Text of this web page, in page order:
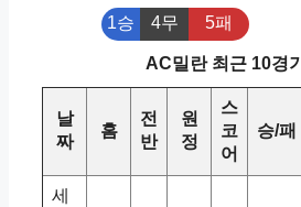
1승 4무 5패
AC밀란 최근 10경기
날
짜
홈
전
반
원
정
스
코
어
승/패
세